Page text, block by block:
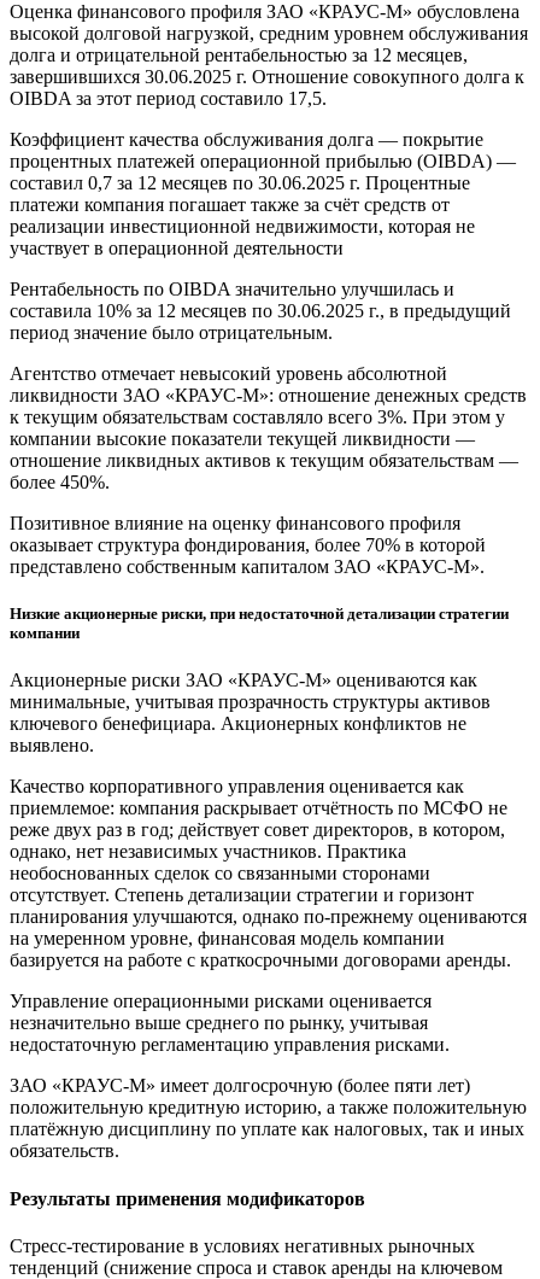
Оценка финансового профиля ЗАО «КРАУС-М» обусловлена
высокой долговой нагрузкой, средним уровнем обслуживания
долга и отрицательной рентабельностью за 12 месяцев,
завершившихся 30.06.2025 г. Отношение совокупного долга к
OIBDA за этот период составило 17,5.
Коэффициент качества обслуживания долга — покрытие
процентных платежей операционной прибылью (OIBDA) —
составил 0,7 за 12 месяцев по 30.06.2025 г. Процентные
платежи компания погашает также за счёт средств от
реализации инвестиционной недвижимости, которая не
участвует в операционной деятельности
Рентабельность по OIBDA значительно улучшилась и
составила 10% за 12 месяцев по 30.06.2025 г., в предыдущий
период значение было отрицательным.
Агентство отмечает невысокий уровень абсолютной
ликвидности ЗАО «КРАУС-М»: отношение денежных средств
к текущим обязательствам составляло всего 3%. При этом у
компании высокие показатели текущей ликвидности —
отношение ликвидных активов к текущим обязательствам —
более 450%.
Позитивное влияние на оценку финансового профиля
оказывает структура фондирования, более 70% в которой
представлено собственным капиталом ЗАО «КРАУС-М».
Низкие акционерные риски, при недостаточной детализации стратегии
компании
Акционерные риски ЗАО «КРАУС-М» оцениваются как
минимальные, учитывая прозрачность структуры активов
ключевого бенефициара. Акционерных конфликтов не
выявлено.
Качество корпоративного управления оценивается как
приемлемое: компания раскрывает отчётность по МСФО не
реже двух раз в год; действует совет директоров, в котором,
однако, нет независимых участников. Практика
необоснованных сделок со связанными сторонами
отсутствует. Степень детализации стратегии и горизонт
планирования улучшаются, однако по-прежнему оцениваются
на умеренном уровне, финансовая модель компании
базируется на работе с краткосрочными договорами аренды.
Управление операционными рисками оценивается
незначительно выше среднего по рынку, учитывая
недостаточную регламентацию управления рисками.
ЗАО «КРАУС-М» имеет долгосрочную (более пяти лет)
положительную кредитную историю, а также положительную
платёжную дисциплину по уплате как налоговых, так и иных
обязательств.
Результаты применения модификаторов
Стресс-тестирование в условиях негативных рыночных
тенденций (снижение спроса и ставок аренды на ключевом